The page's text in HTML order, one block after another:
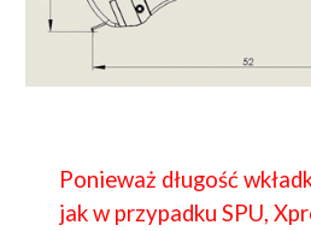
Ponieważ długość
jak w przypadku SPU,